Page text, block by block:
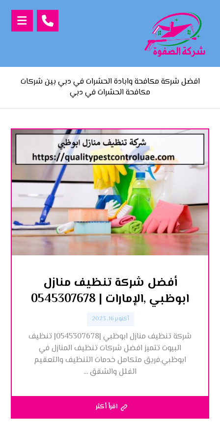
افضل شركة مكافحة وابادة الحشرات في دبي بين شركات
مكافحة الحشرات في دبي
أفضل شركة تنظيف منازل
ابوظبي ,الإمارات | 0545307678
أكتوبر 16, 2023
شركة تنظيف منازل ابوظبي |0545307678| تنظيف
البيوت تتميز افضل شركات تنظيف المنازل في
ابوظبي,فريق متكامل خدمات التنظيف والتعقيم
الفلل والشقق ...
اقرأ أكثر